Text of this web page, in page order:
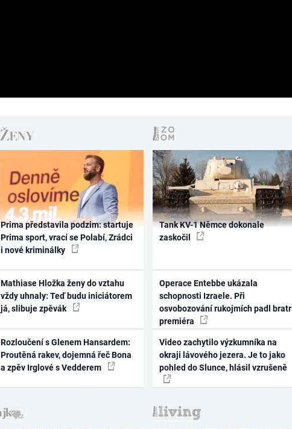
Prima představila podzim: startuje
Prima sport, vrací se Polabí, Zrádci
i nové kriminálky
Mathiase Hložka ženy do vztahu
vždy uhnaly: Teď budu iniciátorem
já, slibuje zpěvák
Rozloučení s Glenem Hansardem:
Proutěná rakev, dojemná řeč Bona
a zpěv Irglové s Vedderem
Tank KV-1 Němce dokonale
zaskočil
Operace Entebbe ukázala
schopnosti Izraele. Při
osvobozování rukojmích padl bratr
premiéra
Video zachytilo výzkumníka na
okraji lávového jezera. Je to jako
pohled do Slunce, hlásil vzrušeně